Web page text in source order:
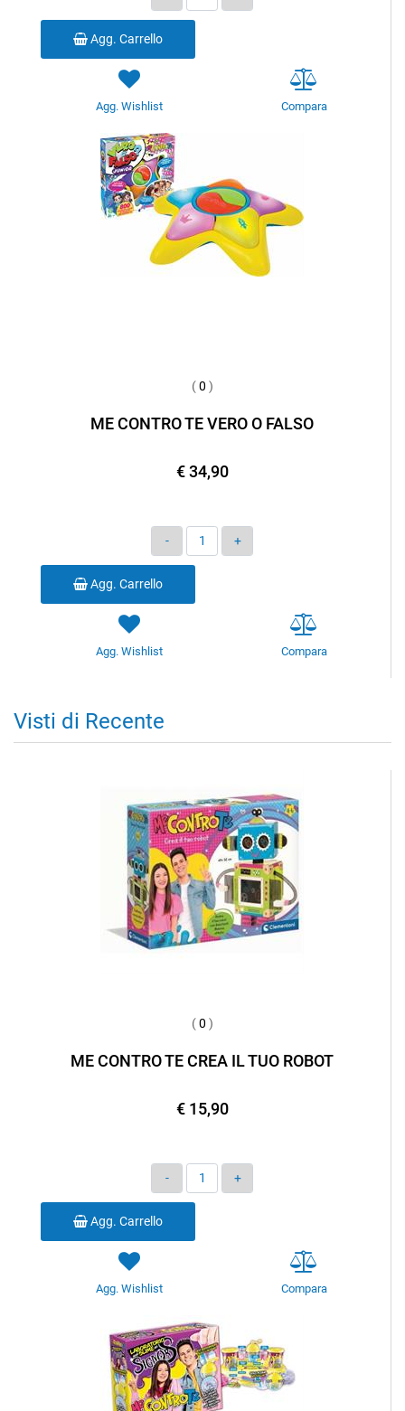
Agg. Carrello
Agg. Wishlist Compara
(0 )
ME CONTRO TE VERO O FALSO
€ 34,90
Quantità
Agg. Carrello
Agg. Wishlist Compara
Visti di Recente
(0 )
ME CONTRO TE CREA IL TUO ROBOT
€ 15,90
Quantità
Agg. Carrello
Agg. Wishlist Compara